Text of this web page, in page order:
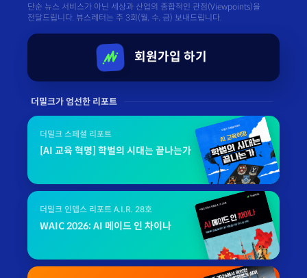
단순 뉴스 서비스가 아닌 세상과 산업의 종합적인 관점(Viewpoints)을
전달드립니다. 뷰스레터는 주 3회(월, 수, 금) 보내드립니다.
회원가입 하기
더밀크가 엄선한 리포트
더밀크 스페셜 리포트
[AI 교육 혁명] 학벌의 시대는 끝나는가
더밀크 인뎁스 리포트 A.I.R. 28호
WAIC 2026: AI 메이드 인 차이나